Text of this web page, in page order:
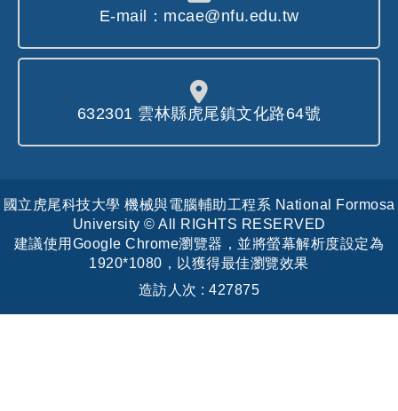
E-mail：mcae@nfu.edu.tw
632301 雲林縣虎尾鎮文化路64號
國立虎尾科技大學 機械與電腦輔助工程系 National Formosa
University © All RIGHTS RESERVED
建議使用Google Chrome瀏覽器，並將螢幕解析度設定為
1920*1080，以獲得最佳瀏覽效果
造訪人次 : 427875